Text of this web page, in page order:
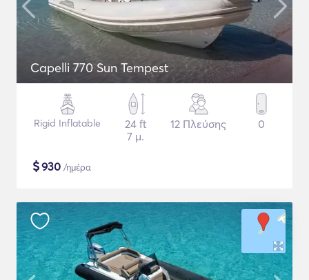
Capelli 770 Sun Tempest
Rigid Inflatable
24 ft
7 μ.
12 Πλεύσης 0
$930 /ημέρα